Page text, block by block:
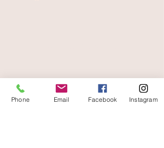
livraison offerte
et rapide
Phone Email Facebook Instagram